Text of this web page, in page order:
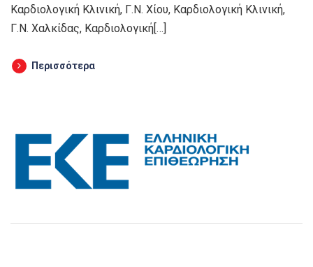
Καρδιολογική Κλινική, Γ.Ν. Χίου, Καρδιολογική Κλινική,
Γ.Ν. Χαλκίδας, Καρδιολογική[…]
Περισσότερα